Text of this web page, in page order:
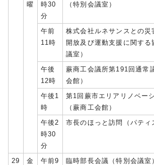
曜
時30
分
（特別会議室）
午前
11時
株式会社ルネサンスとの災
開放及び運動支援に関する
議室）
午後
12時
蕨商工会議所第191回通常
会館）
午後1
時
第1回蕨市エリアリノベー
（蕨商工会館）
午後2
時30
分
市長のほっと訪問（パティ
29
金
午前9
臨時部長会議（特別会議室